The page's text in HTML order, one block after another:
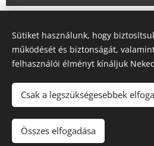
Share
Pénzügyi-
Sütiket használunk, hogy
működését és biztonságát,
felhasználói élményt kínáljuk
Csak a legszükségesebbek
Összes elfogadása